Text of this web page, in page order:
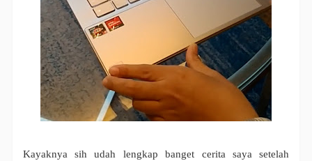
Kayaknya sih udah lengkap banget cerita saya setelah